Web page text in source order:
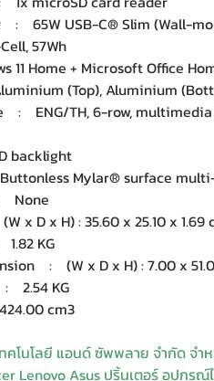
: 65W USB-C® Slim (Wall-
57Wh
Home + Microsoft Office
(Top), Aluminium
: ENG/TH, 6-row, multimedia
backlight
Mylar® surface
None
x D x H) : 35.60 x 25.10 x 1.69
KG
: (W x D x H) : 7.00 x
2.54 KG
cm3
คโนโลยี แอนด์ ซัพพลาย จำกัด จำ
Lenovo Asus ปริ้นเตอร์ อุปกร